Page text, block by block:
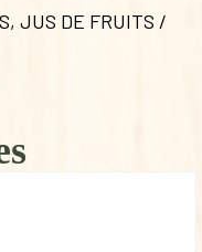
, JUS DE FRUITS /